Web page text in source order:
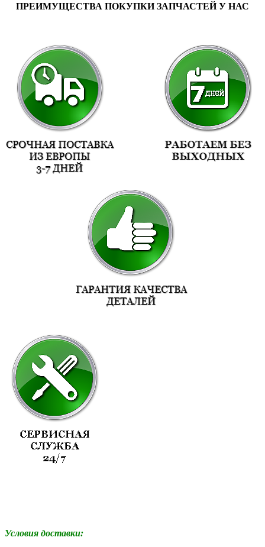
ПРЕИМУЩЕСТВА ПОКУПКИ ЗАПЧАСТЕЙ У НАС
Условия доставки: